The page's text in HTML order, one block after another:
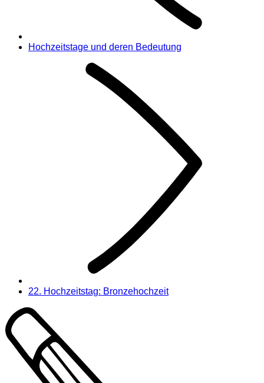
Hochzeitstage und deren Bedeutung
22. Hochzeitstag: Bronzehochzeit